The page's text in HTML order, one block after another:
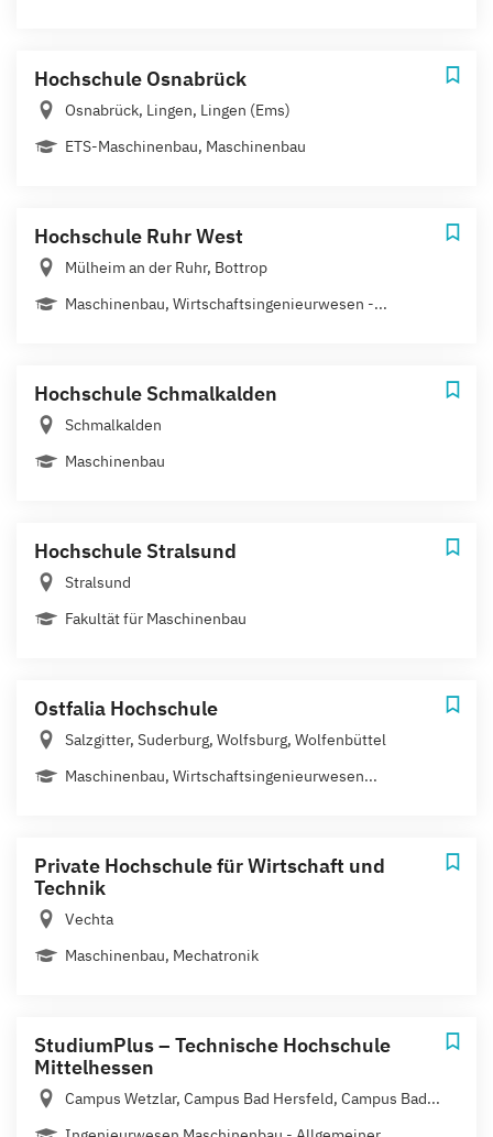
Hochschule Osnabrück
Osnabrück, Lingen, Lingen (Ems)
ETS-Maschinenbau, Maschinenbau
Hochschule Ruhr West
Mülheim an der Ruhr, Bottrop
Maschinenbau, Wirtschaftsingenieurwesen -...
Hochschule Schmalkalden
Schmalkalden
Maschinenbau
Hochschule Stralsund
Stralsund
Fakultät für Maschinenbau
Ostfalia Hochschule
Salzgitter, Suderburg, Wolfsburg, Wolfenbüttel
Maschinenbau, Wirtschaftsingenieurwesen...
Private Hochschule für Wirtschaft und
Technik
Vechta
Maschinenbau, Mechatronik
StudiumPlus – Technische Hochschule
Mittelhessen
Campus Wetzlar, Campus Bad Hersfeld, Campus Bad...